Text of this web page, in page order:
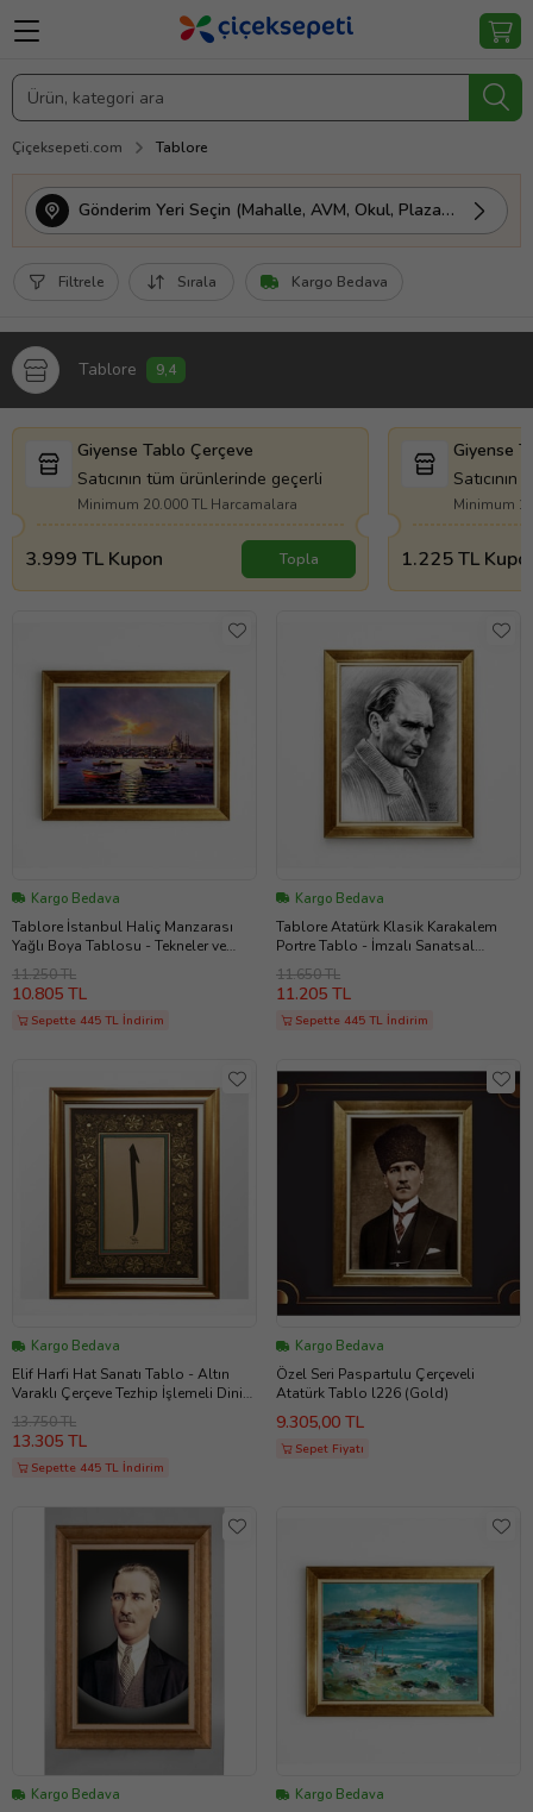
Çiçeksepeti.com Tablore
Gönderim Yeri Seçin (Mahalle, AVM, Okul, Plaza vs.)
Filtrele Sırala Kargo Bedava
Tablore 9,4
Giyense Tablo Çerçeve
Satıcının tüm ürünlerinde geçerli
Minimum 20.000 TL Harcamalara
3.999 TL Kupon Topla
Giyense
Minimum
1.225 TL
Kargo Bedava
Tablore İstanbul Haliç Manzarası
Yağlı Boya Tablosu - Tekneler ve
Camiler, Altın Çerçeve
11.250 TL
10.805 TL
Sepette 445 TL İndirim
Kargo Bedava
Tablore Atatürk Klasik Karakalem
Portre Tablo - İmzalı Sanatsal
Çalışma Altın Varaklı Çerçeve
11.650 TL
11.205 TL
Sepette 445 TL İndirim
Kargo Bedava
Elif Harfi Hat Sanatı Tablo - Altın
Varaklı Çerçeve Tezhip İşlemeli Dini
Dekorasyon
13.750 TL
13.305 TL
Sepette 445 TL İndirim
Kargo Bedava
Özel Seri Paspartulu Çerçeveli
Atatürk Tablo l226 (Gold)
9.305,00 TL
Sepet Fiyatı
Kargo Bedava Kargo Bedava